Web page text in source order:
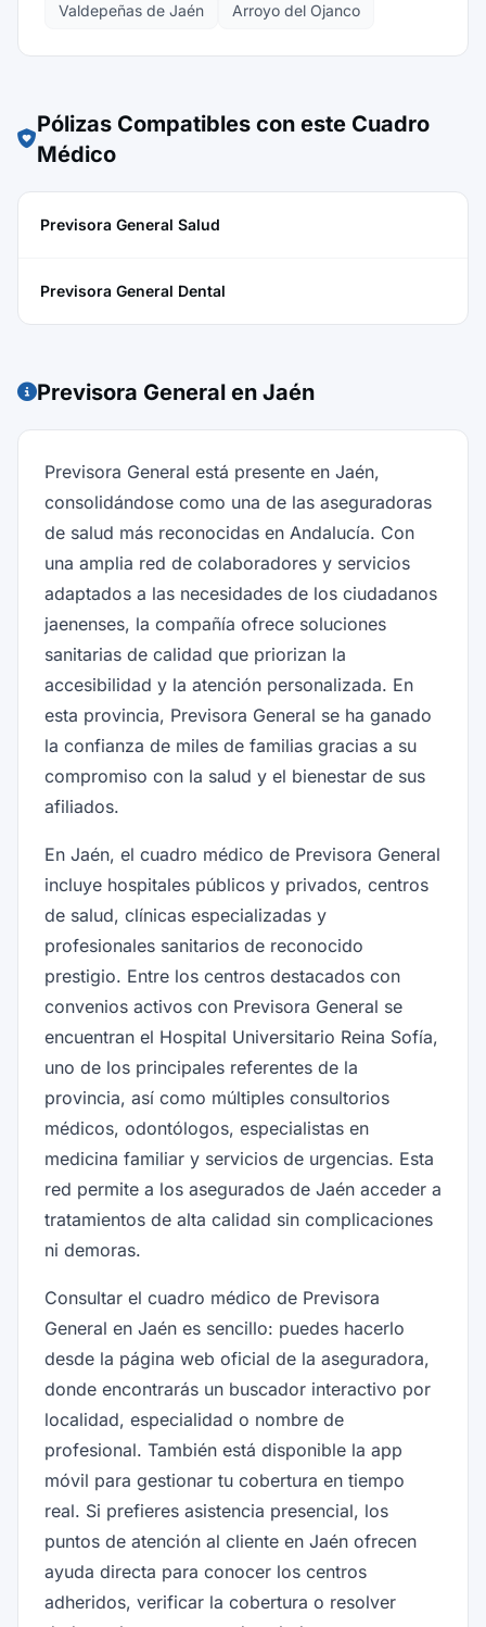
Valdepeñas de Jaén
Arroyo del Ojanco
Pólizas Compatibles con este Cuadro
Médico
Previsora General Salud
Previsora General Dental
Previsora General en Jaén
Previsora General está presente en Jaén,
consolidándose como una de las aseguradoras
de salud más reconocidas en Andalucía. Con
una amplia red de colaboradores y servicios
adaptados a las necesidades de los ciudadanos
jaenenses, la compañía ofrece soluciones
sanitarias de calidad que priorizan la
accesibilidad y la atención personalizada. En
esta provincia, Previsora General se ha ganado
la confianza de miles de familias gracias a su
compromiso con la salud y el bienestar de sus
afiliados.
En Jaén, el cuadro médico de Previsora General
incluye hospitales públicos y privados, centros
de salud, clínicas especializadas y
profesionales sanitarios de reconocido
prestigio. Entre los centros destacados con
convenios activos con Previsora General se
encuentran el Hospital Universitario Reina Sofía,
uno de los principales referentes de la
provincia, así como múltiples consultorios
médicos, odontólogos, especialistas en
medicina familiar y servicios de urgencias. Esta
red permite a los asegurados de Jaén acceder a
tratamientos de alta calidad sin complicaciones
ni demoras.
Consultar el cuadro médico de Previsora
General en Jaén es sencillo: puedes hacerlo
desde la página web oficial de la aseguradora,
donde encontrarás un buscador interactivo por
localidad, especialidad o nombre de
profesional. También está disponible la app
móvil para gestionar tu cobertura en tiempo
real. Si prefieres asistencia presencial, los
puntos de atención al cliente en Jaén ofrecen
ayuda directa para conocer los centros
adheridos, verificar la cobertura o resolver